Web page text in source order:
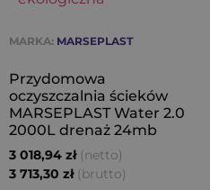
MARKA: MARSEPLAST
Przydomowa
oczyszczalnia ścieków
MARSEPLAST Water 2.0
2000L drenaż 24mb
3 018,94 zł (netto)
3 713,30 zł (brutto)